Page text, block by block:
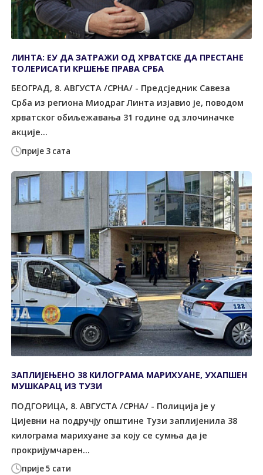
прије 3 сата
ЛИНТА: ЕУ ДА ЗАТРАЖИ ОД ХРВАТСКЕ ДА ПРЕСТАНЕ
ТОЛЕРИСАТИ КРШЕЊЕ ПРАВА СРБА
БЕОГРАД, 8. АВГУСТА /СРНА/ - Предсједник Савеза
Срба из региона Миодраг Линта изјавио је, поводом
хрватског обиљежавања 31 године од злочиначке
акције...
прије 5 сати
ЗАПЛИЈЕЊЕНО 38 КИЛОГРАМА МАРИХУАНЕ, УХАПШЕН
МУШКАРАЦ ИЗ ТУЗИ
ПОДГОРИЦА, 8. АВГУСТА /СРНА/ - Полиција је у
Цијевни на подручју општине Tузи заплијенила 38
килограма марихуане за коју се сумња да је
прокријумчарен...